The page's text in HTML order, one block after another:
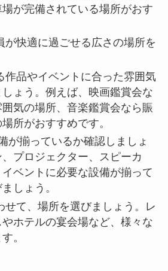
が完備されている場所がおす
が快適に過ごせる広さの場所を
作品やイベントに合った雰囲気
ょう。例えば、映画鑑賞会な
気の場所、音楽鑑賞会なら賑
所がおすすめです。
が揃っているか確認しましょ
プロジェクター、スピーカ
ベントに必要な設備が揃って
しょう。
せて、場所を選びましょう。レ
ホテルの宴会場など、様々な
。